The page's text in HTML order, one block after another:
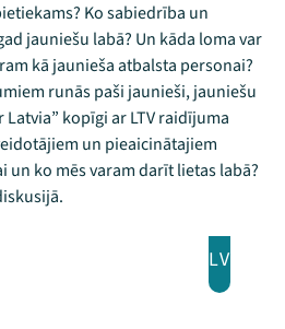
Ko sabiedrība un
jauniešu labā? Un kāda loma var
kā jaunieša atbalsta personai?
runās paši jaunieši, jauniešu
kopīgi ar LTV raidījuma
un pieaicinātajiem
un ko mēs varam darīt lietas labā?
LV